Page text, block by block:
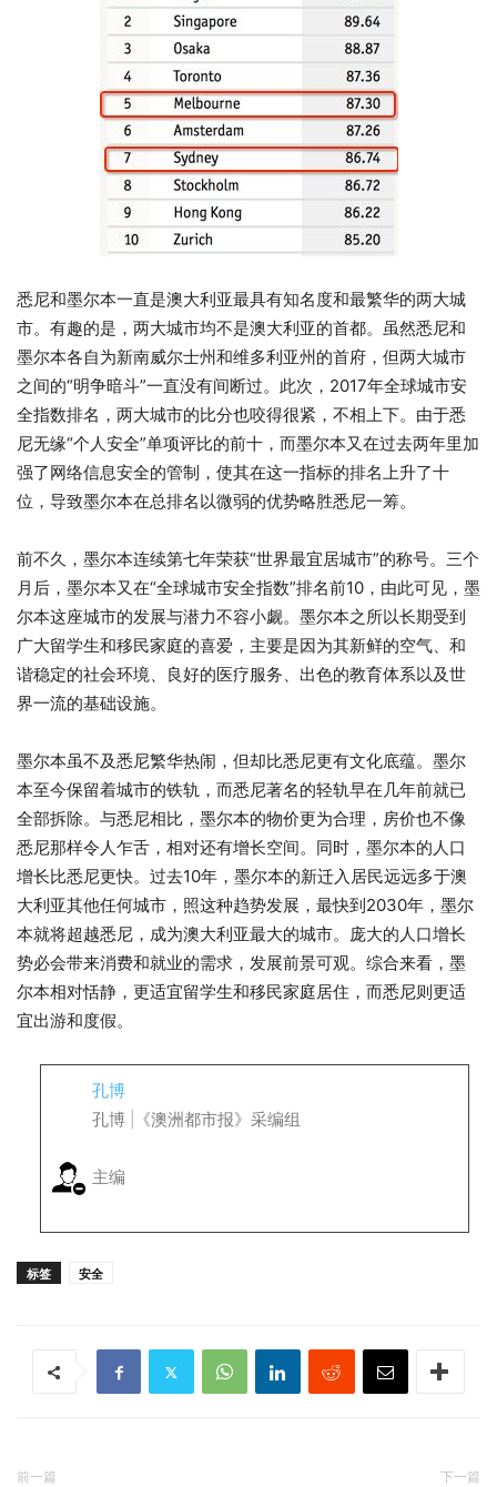
悉尼和墨尔本一直是澳大利亚最具有知名度和最繁华的两大城
市。有趣的是，两大城市均不是澳大利亚的首都。虽然悉尼和
墨尔本各自为新南威尔士州和维多利亚州的首府，但两大城市
之间的“明争暗斗”一直没有间断过。此次，2017年全球城市安
全指数排名，两大城市的比分也咬得很紧，不相上下。由于悉
尼无缘“个人安全”单项评比的前十，而墨尔本又在过去两年里加
强了网络信息安全的管制，使其在这一指标的排名上升了十
位，导致墨尔本在总排名以微弱的优势略胜悉尼一筹。
前不久，墨尔本连续第七年荣获“世界最宜居城市”的称号。三个
月后，墨尔本又在“全球城市安全指数”排名前10，由此可见，墨
尔本这座城市的发展与潜力不容小觑。墨尔本之所以长期受到
广大留学生和移民家庭的喜爱，主要是因为其新鲜的空气、和
谐稳定的社会环境、良好的医疗服务、出色的教育体系以及世
界一流的基础设施。
墨尔本虽不及悉尼繁华热闹，但却比悉尼更有文化底蕴。墨尔
本至今保留着城市的铁轨，而悉尼著名的轻轨早在几年前就已
全部拆除。与悉尼相比，墨尔本的物价更为合理，房价也不像
悉尼那样令人乍舌，相对还有增长空间。同时，墨尔本的人口
增长比悉尼更快。过去10年，墨尔本的新迁入居民远远多于澳
大利亚其他任何城市，照这种趋势发展，最快到2030年，墨尔
本就将超越悉尼，成为澳大利亚最大的城市。庞大的人口增长
势必会带来消费和就业的需求，发展前景可观。综合来看，墨
尔本相对恬静，更适宜留学生和移民家庭居住，而悉尼则更适
宜出游和度假。
孔博
孔博 |《澳洲都市报》采编组
主编
标签 安全
前一篇 下一篇